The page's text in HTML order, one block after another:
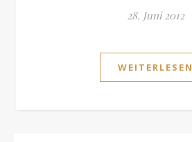
28. Juni 2012
WEITERLESEN